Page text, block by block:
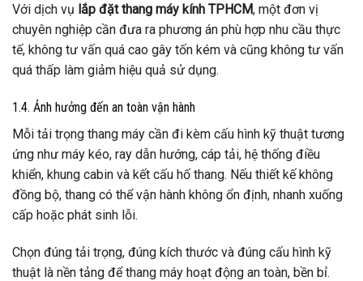
Với dịch vụ lắp đặt thang máy kính TPHCM, một đơn vị
chuyên nghiệp cần đưa ra phương án phù hợp nhu cầu thực
tế, không tư vấn quá cao gây tốn kém và cũng không tư vấn
quá thấp làm giảm hiệu quả sử dụng.
1.4. Ảnh hưởng đến an toàn vận hành
Mỗi tải trọng thang máy cần đi kèm cấu hình kỹ thuật tương
ứng như máy kéo, ray dẫn hướng, cáp tải, hệ thống điều
khiển, khung cabin và kết cấu hố thang. Nếu thiết kế không
đồng bộ, thang có thể vận hành không ổn định, nhanh xuống
cấp hoặc phát sinh lỗi.
Chọn đúng tải trọng, đúng kích thước và đúng cấu hình kỹ
thuật là nền tảng để thang máy hoạt động an toàn, bền bỉ.